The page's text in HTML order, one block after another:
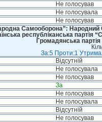
Не голосував
Не голосувала
Не голосував
Самооборона”: Народний
республіканська
Громадянська
За:5 Проти:1
Відсутній
Не голосувала
Не голосував
За
Не голосував
Не голосувала
Відсутній
Не голосував